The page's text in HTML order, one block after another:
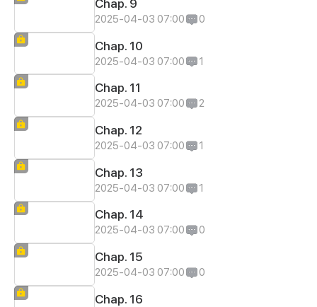
Chap. 9
2025-04-03 07:00 0
Chap. 10
2025-04-03 07:00 1
Chap. 11
2025-04-03 07:00 2
Chap. 12
2025-04-03 07:00 1
Chap. 13
2025-04-03 07:00 1
Chap. 14
2025-04-03 07:00 0
Chap. 15
2025-04-03 07:00 0
Chap. 16